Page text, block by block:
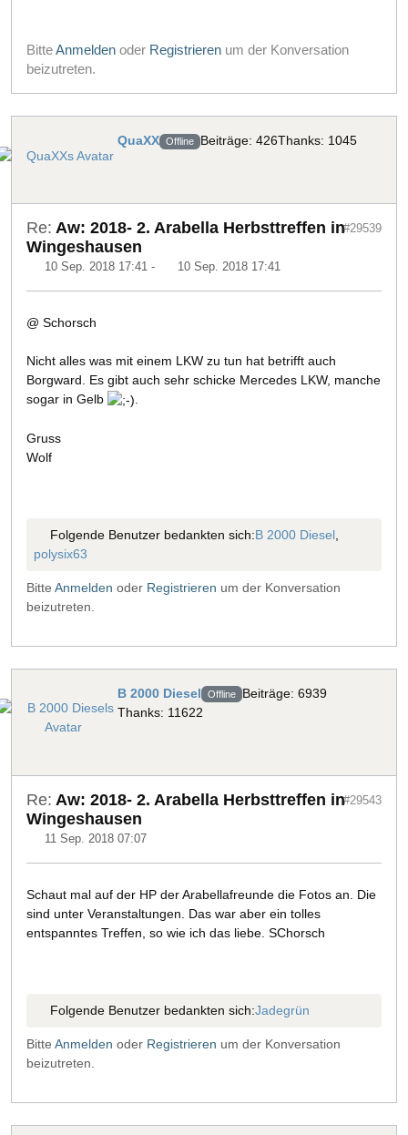
BitteAnmelden oder Registrieren um der Konversation
beizutreten.
QuaXX Offline Beiträge: 426Thanks: 1045
Re: Aw: 2018- 2. Arabella Herbsttreffen in
Wingeshausen
10 Sep. 2018 17:41 - 10 Sep. 2018 17:41
#29539
@ Schorsch
Nicht alles was mit einem LKW zu tun hat betrifft auch
Borgward. Es gibt auch sehr schicke Mercedes LKW, manche
sogar in Gelb
Gruss
Wolf
Folgende Benutzer bedankten sich:B 2000 Diesel,
polysix63
Bitte Anmelden oder Registrieren um der Konversation
beizutreten.
B 2000 Diesel Offline Beiträge: 6939
Thanks: 11622
Re: Aw: 2018- 2. Arabella Herbsttreffen in
Wingeshausen
11 Sep. 2018 07:07
#29543
Schaut mal auf der HP der Arabellafreunde die Fotos an. Die
sind unter Veranstaltungen. Das war aber ein tolles
entspanntes Treffen, so wie ich das liebe. SChorsch
Folgende Benutzer bedankten sich:Jadegrün
Bitte Anmelden oder Registrieren um der Konversation
beizutreten.